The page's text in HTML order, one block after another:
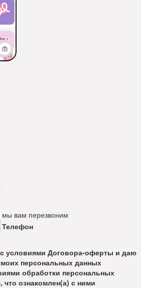
мы вам перезвоним
Телефон
условиями Договора-оферты и даю
персональных данных
обработки персональных
ознакомлен(а) с ними